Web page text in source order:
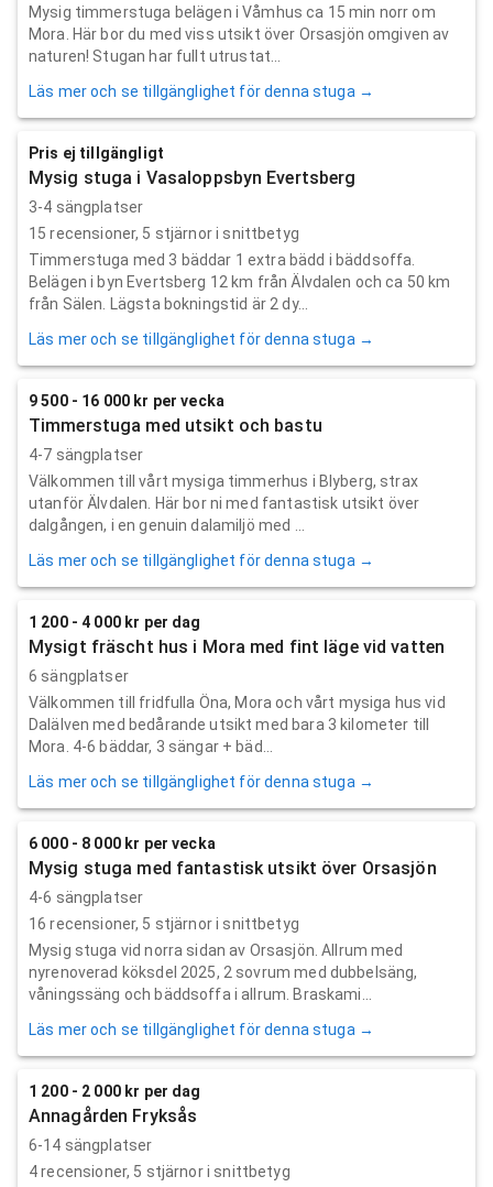
Mysig timmerstuga belägen i Våmhus ca 15 min norr om
Mora. Här bor du med viss utsikt över Orsasjön omgiven av
naturen! Stugan har fullt utrustat...
Läs mer och se tillgänglighet för denna stuga →
Pris ej tillgängligt
Mysig stuga i Vasaloppsbyn Evertsberg
3-4 sängplatser
15 recensioner, 5 stjärnor i snittbetyg
Timmerstuga med 3 bäddar 1 extra bädd i bäddsoffa.
Belägen i byn Evertsberg 12 km från Älvdalen och ca 50 km
från Sälen. Lägsta bokningstid är 2 dy...
Läs mer och se tillgänglighet för denna stuga →
9 500 - 16 000 kr per vecka
Timmerstuga med utsikt och bastu
4-7 sängplatser
Välkommen till vårt mysiga timmerhus i Blyberg, strax
utanför Älvdalen. Här bor ni med fantastisk utsikt över
dalgången, i en genuin dalamiljö med ...
Läs mer och se tillgänglighet för denna stuga →
1 200 - 4 000 kr per dag
Mysigt fräscht hus i Mora med fint läge vid vatten
6 sängplatser
Välkommen till fridfulla Öna, Mora och vårt mysiga hus vid
Dalälven med bedårande utsikt med bara 3 kilometer till
Mora. 4-6 bäddar, 3 sängar + bäd...
Läs mer och se tillgänglighet för denna stuga →
6 000 - 8 000 kr per vecka
Mysig stuga med fantastisk utsikt över Orsasjön
4-6 sängplatser
16 recensioner, 5 stjärnor i snittbetyg
Mysig stuga vid norra sidan av Orsasjön. Allrum med
nyrenoverad köksdel 2025, 2 sovrum med dubbelsäng,
våningssäng och bäddsoffa i allrum. Braskami...
Läs mer och se tillgänglighet för denna stuga →
1 200 - 2 000 kr per dag
Annagården Fryksås
6-14 sängplatser
4recensioner, 5 stjärnor i snittbetyg